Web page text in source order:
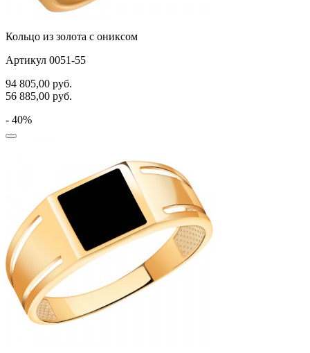
Кольцо из золота с ониксом
Артикул 0051-55
94 805,00 руб.
56 885,00 руб.
- 40%